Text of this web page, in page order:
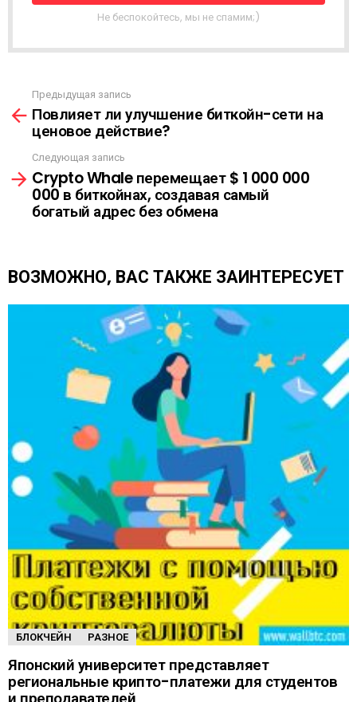
Я
С
Ы
Л
К
А
Не беспокойтесь, мы не спамим;)
м
е
е
Предыдущая запись
Повлияет ли улучшение биткойн-сети на
ценовое действие?
Следующая запись
Crypto Whale перемещает $ 1 000 000
000 в биткойнах, создавая самый
богатый адрес без обмена
ВОЗМОЖНО, ВАС ТАКЖЕ ЗАИНТЕРЕСУЕТ
БЛОКЧЕЙН РАЗНОЕ
Японский университет представляет
региональные крипто-платежи для студентов